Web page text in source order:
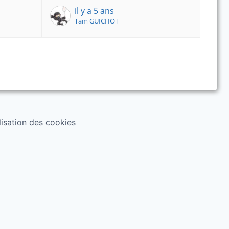
il y a 5 ans
Tam GUICHOT
des cookies